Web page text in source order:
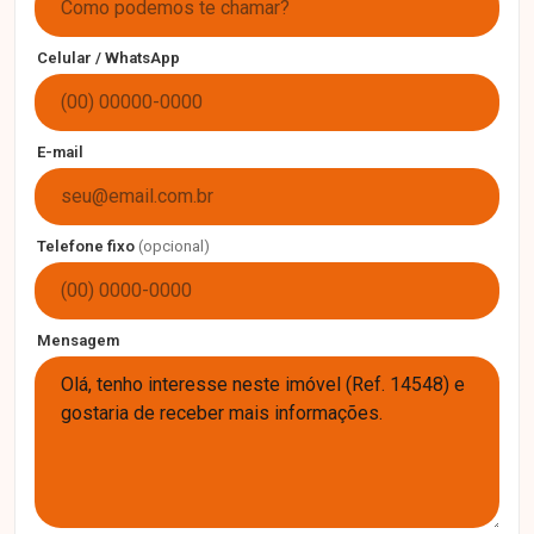
Celular / WhatsApp
E-mail
Telefone fixo (opcional)
Mensagem